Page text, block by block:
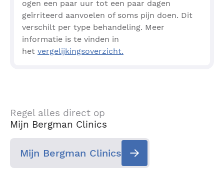
ogen een paar uur tot een paar dagen
geïrriteerd aanvoelen of soms pijn doen. Dit
verschilt per type behandeling. Meer
informatie is te vinden in
het vergelijkingsoverzicht.
Regel alles direct op
Mijn Bergman Clinics
Mijn Bergman Clinics